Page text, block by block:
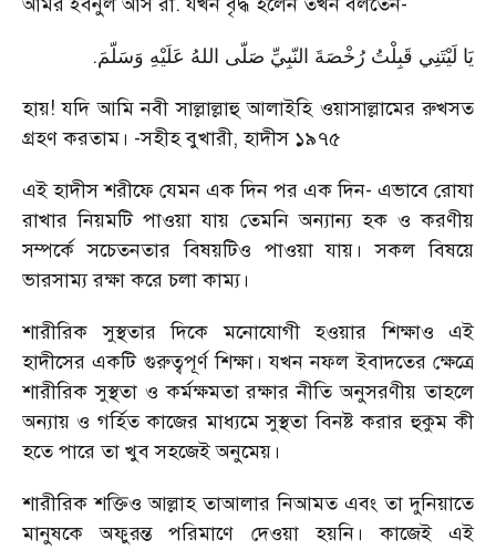
يَا لَيْتَنِي قَبِلْتُ رُخْصَةَ النّبِيِّ صَلّى اللهُ عَلَيْهِ وَسَلّمَ.
হায়! যদি আমি নবী সাল্লাল্লাহু আলাইহি ওয়াসাল্লামের রুখসত
গ্রহণ করতাম। -সহীহ বুখারী, হাদীস ১৯৭৫
এই হাদীস শরীফে যেমন এক দিন পর এক দিন- এভাবে রোযা
রাখার নিয়মটি পাওয়া যায় তেমনি অন্যান্য হক ও করণীয়
সম্পর্কে সচেতনতার বিষয়টিও পাওয়া যায়। সকল বিষয়ে
ভারসাম্য রক্ষা করে চলা কাম্য।
শারীরিক সুস্থতার দিকে মনোযোগী হওয়ার শিক্ষাও এই
হাদীসের একটি গুরুত্বপূর্ণ শিক্ষা। যখন নফল ইবাদতের ক্ষেত্রে
শারীরিক সুস্থতা ও কর্মক্ষমতা রক্ষার নীতি অনুসরণীয় তাহলে
অন্যায় ও গর্হিত কাজের মাধ্যমে সুস্থতা বিনষ্ট করার হুকুম কী
হতে পারে তা খুব সহজেই অনুমেয়।
শারীরিক শক্তিও আল্লাহ তাআলার নিআমত এবং তা দুনিয়াতে
মানুষকে অফুরন্ত পরিমাণে দেওয়া হয়নি। কাজেই এই